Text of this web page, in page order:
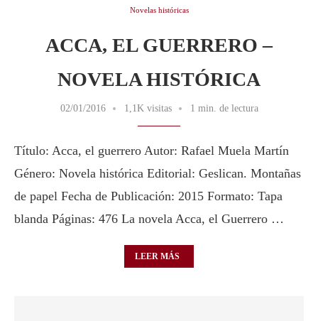
Novelas históricas
ACCA, EL GUERRERO –
NOVELA HISTÓRICA
02/01/2016 1,1K visitas 1 min. de lectura
Título: Acca, el guerrero Autor: Rafael Muela Martín
Género: Novela histórica Editorial: Geslican. Montañas
de papel Fecha de Publicación: 2015 Formato: Tapa
blanda Páginas: 476 La novela Acca, el Guerrero …
LEER MÁS